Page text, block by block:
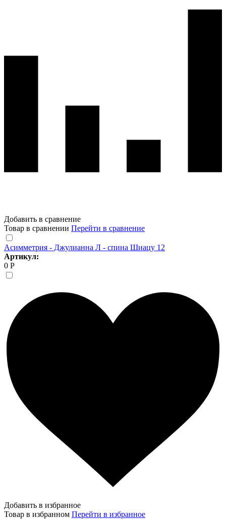
Добавить в сравнение
Товар в сравнении Перейти в сравнение
Асимметрия - Джулианна Л - спина Шиацу 12
Артикул:
0 Р
Добавить в избранное
Товар в избранном Перейти в избранное